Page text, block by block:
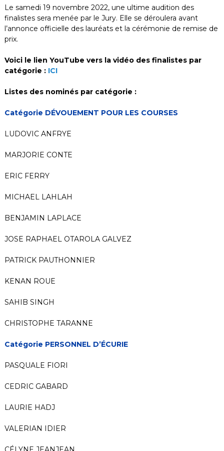
Le samedi 19 novembre 2022, une ultime audition des
finalistes sera menée par le Jury. Elle se déroulera avant
l’annonce officielle des lauréats et la cérémonie de remise de
prix.
Voici le lien YouTube vers la vidéo des finalistes par
catégorie : ICI
Listes des nominés par catégorie :
Catégorie DÉVOUEMENT POUR LES COURSES
LUDOVIC ANFRYE
MARJORIE CONTE
ERIC FERRY
MICHAEL LAHLAH
BENJAMIN LAPLACE
JOSE RAPHAEL OTAROLA GALVEZ
PATRICK PAUTHONNIER
KENAN ROUE
SAHIB SINGH
CHRISTOPHE TARANNE
Catégorie PERSONNEL D’ÉCURIE
PASQUALE FIORI
CEDRIC GABARD
LAURIE HADJ
VALERIAN IDIER